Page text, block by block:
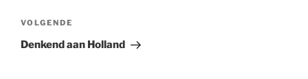
Volgend
bericht
VOLGENDE
Denkend aan Holland